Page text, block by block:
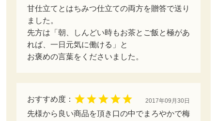
甘仕立てとはちみつ仕立ての両方を贈答で送り
ました。
先方は「朝、しんどい時もお茶とご飯と極があ
れば、一日元気に働ける」と
お褒めの言葉をくださいました。
おすすめ度： 2017年09月30日
先様から良い商品を頂き口の中でまろやかで梅